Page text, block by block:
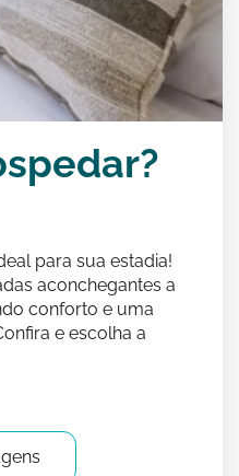
para sua estadia!
aconchegantes a
conforto e uma
e escolha a